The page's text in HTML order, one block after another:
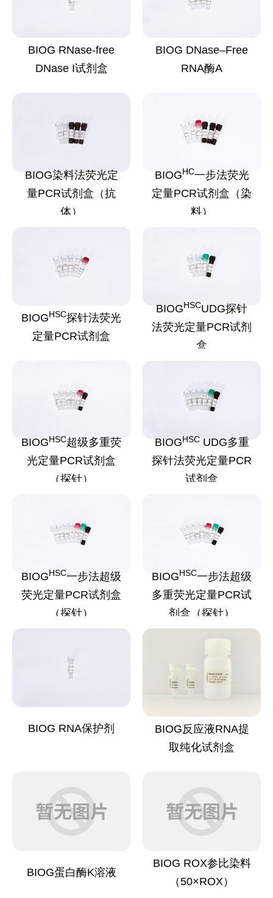
BIOG RNase-free
DNase I试剂盒
BIOG DNase–Free
RNA酶A
BIOG染料法荧光定
量PCR试剂盒（抗
体）
BIOG HC一步法荧光
定量PCR试剂盒（染
料）
BIOG HSC探针法荧光
定量PCR试剂盒
BIOG HSCUDG探针
法荧光定量PCR试剂
盒
BIOGHSC超级多重荧
光定量PCR试剂盒
（探针）
BIOGHSCUDG多重
探针法荧光定量PCR
试剂盒
BIOG HSC一步法超级
荧光定量PCR试剂盒
（探针）
BIOG HSC一步法超级
多重荧光定量PCR试
剂盒（探针）
BIOG RNA保护剂
BIOG反应液RNA提
取纯化试剂盒
BIOG蛋白酶K溶液
BIOG ROX参比染料
（50×ROX）